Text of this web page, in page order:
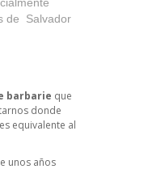
de Salvador
barbarie que
donde
equivalente al
unos años